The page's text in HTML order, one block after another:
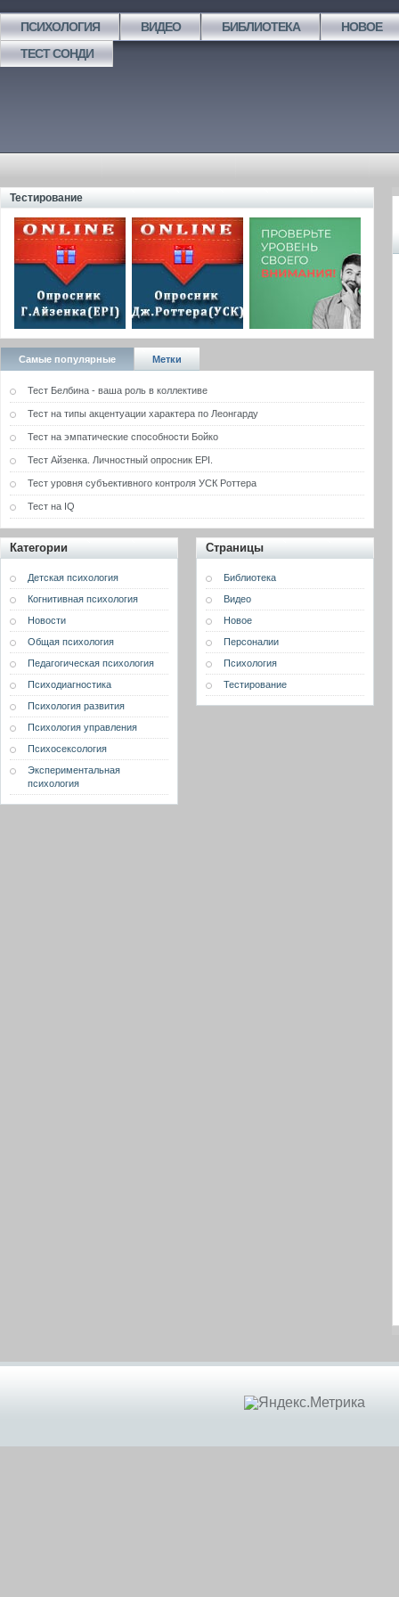
ПСИХОЛОГИЯ ВИДЕО БИБЛИОТЕКА
НОВОЕ
ТЕСТ СОНДИ
Тестирование
Самые популярные Метки
Тест Белбина - ваша роль в коллективе
Тест на типы акцентуации характера по Леонгарду
Тест на эмпатические способности Бойко
Тест Айзенка. Личностный опросник EPI.
Тест уровня субъективного контроля УСК Роттера
Тест на IQ
Категории
Детская психология
Когнитивная психология
Новости
Общая психология
Педагогическая психология
Психодиагностика
Психология развития
Психология управления
Психосексология
Экспериментальная
психология
Страницы
Библиотека
Видео
Новое
Персоналии
Психология
Тестирование